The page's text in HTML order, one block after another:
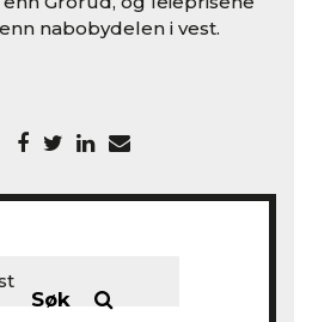
nabobydelen i vest.
Søk